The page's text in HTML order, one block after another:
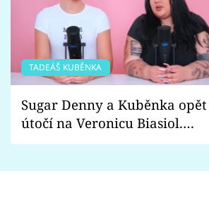
TADEÁŠ KUBĚNKA
Sugar Denny a Kuběnka opět
útočí na Veronicu Biasiol.
Proč je podle nich falešná a